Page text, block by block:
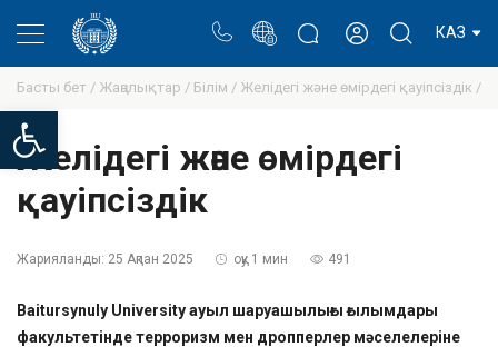
Open toolbar
КАЗ
Басты бет / Жаңалықтар / Білім / Желідегі және өмірдегі қауіпсіздік /
Желідегі және өмірдегі
қауіпсіздік
Жарияланды: 25 Ақпан 2025 оқу 1 мин 491
Baitursynuly University ауыл шаруашылығы ғылымдары
факультетінде терроризм мен дропперлер мәселелеріне